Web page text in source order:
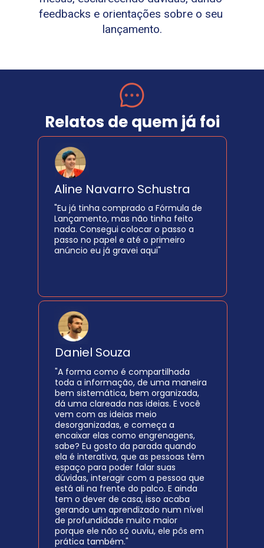
feedbacks e orientações sobre o seu
lançamento.
Relatos de quem já foi
Daniel Souza
Aline Navarro Schustra
"A forma como é compartilhada
toda a informação, de uma maneira
bem sistemática, bem organizada,
dá uma clareada nas ideias. E você
vem com as ideias meio
desorganizadas, e começa a
encaixar elas como engrenagens,
sabe? Eu gosto da parada quando
ela é interativa, que as pessoas têm
espaço para poder falar suas
dúvidas, interagir com a pessoa que
está ali na frente do palco. E ainda
tem o dever de casa, isso acaba
gerando um aprendizado num nível
de profundidade muito maior
porque ele não só ouviu, ele pôs em
prática também."
"Eu já tinha comprado a Fórmula de
Lançamento, mas não tinha feito
nada. Consegui colocar o passo a
passo no papel e até o primeiro
anúncio eu já gravei aqui"